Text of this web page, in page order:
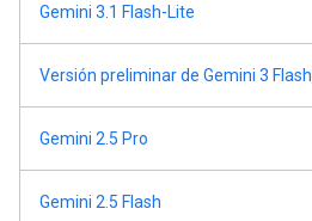
Gemini 3.1 Flash-Lite
Versión preliminar de Gemini 3 Flash
Gemini 2.5 Pro
Gemini 2.5 Flash